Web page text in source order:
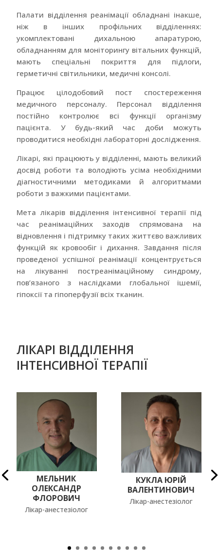
Палати відділення реанімації обладнані інакше,
ніж в інших профільних відділеннях:
укомплектовані дихальною апаратурою,
обладнанням для моніторингу вітальних функцій,
мають спеціальні покриття для підлоги,
герметичні світильники, медичні консолі.
Працює цілодобовий пост спостереження
медичного персоналу. Персонал відділення
постійно контролює всі функції організму
пацієнта. У будь-який час доби можуть
проводитися необхідні лабораторні дослідження.
Лікарі, які працюють у відділенні, мають великий
досвід роботи та володіють усіма необхідними
діагностичними методиками й алгоритмами
роботи з важкими пацієнтами.
Мета лікарів відділення інтенсивної терапії під
час реанімаційних заходів спрямована на
відновлення і підтримку таких життєво важливих
функцій як кровообіг і дихання. Завдання після
проведеної успішної реанімації концентрується
на лікуванні постреанімаційному синдрому,
пов’язаного з наслідками глобальної ішемії,
гіпоксії та гіпоперфузії всіх тканин.
ЛІКАРІ ВІДДІЛЕННЯ
ІНТЕНСИВНОЇ ТЕРАПІЇ
МЕЛЬНИК
ОЛЕКСАНДР
ФЛОРОВИЧ
Лікар-анестезіолог
КУКЛА ЮРІЙ
ВАЛЕНТИНОВИЧ
Лікар-анестезіолог